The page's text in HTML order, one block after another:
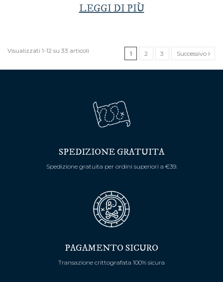
LEGGI DI PIÙ
Visualizzati 1-12 su 33 articoli 1 2 3 Successivo
SPEDIZIONE GRATUITA
Spedizione gratuita per ordini superiori a €39.
PAGAMENTO SICURO
Transazione crittografata 100% sicura